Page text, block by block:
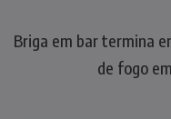
Briga em bar termina
de fogo